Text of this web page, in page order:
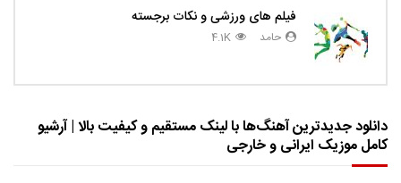
فیلم های ورزشی و نکات برجسته
حامد 4.1K
دانلود جدیدترین آهنگ‌ها با لینک مستقیم و کیفیت بالا | آرشیو
کامل موزیک ایرانی و خارجی